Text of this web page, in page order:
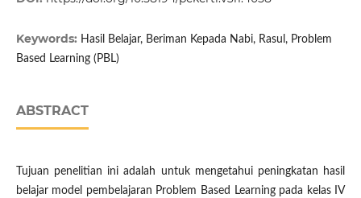
Keywords: Hasil Belajar, Beriman Kepada Nabi, Rasul, Problem
Based Learning (PBL)
ABSTRACT
Tujuan penelitian ini adalah untuk mengetahui peningkatan hasil
belajar model pembelajaran Problem Based Learning pada kelas IV